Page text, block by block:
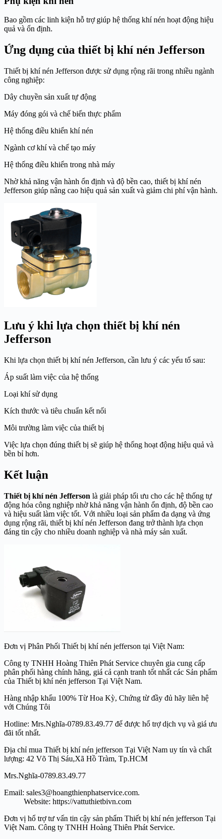
Bao gồm các linh kiện hỗ trợ giúp hệ thống khí nén hoạt động hiệu
quả và ổn định.
Ứng dụng của thiết bị khí nén Jefferson
Thiết bị khí nén Jefferson được sử dụng rộng rãi trong nhiều ngành
công nghiệp:
Dây chuyền sản xuất tự động
Máy đóng gói và chế biến thực phẩm
Hệ thống điều khiển khí nén
Ngành cơ khí và chế tạo máy
Hệ thống điều khiển trong nhà máy
Nhờ khả năng vận hành ổn định và độ bền cao, thiết bị khí nén
Jefferson giúp nâng cao hiệu quả sản xuất và giảm chi phí vận hành.
Lưu ý khi lựa chọn thiết bị khí nén
Jefferson
Khi lựa chọn thiết bị khí nén Jefferson, cần lưu ý các yếu tố sau:
Áp suất làm việc của hệ thống
Loại khí sử dụng
Kích thước và tiêu chuẩn kết nối
Môi trường làm việc của thiết bị
Việc lựa chọn đúng thiết bị sẽ giúp hệ thống hoạt động hiệu quả và
bền bỉ hơn.
Kết luận
Thiết bị khí nén Jefferson là giải pháp tối ưu cho các hệ thống tự
động hóa công nghiệp nhờ khả năng vận hành ổn định, độ bền cao
và hiệu suất làm việc tốt. Với nhiều loại sản phẩm đa dạng và ứng
dụng rộng rãi, thiết bị khí nén Jefferson đang trở thành lựa chọn
đáng tin cậy cho nhiều doanh nghiệp và nhà máy sản xuất.
Đơn vị Phân Phối Thiết bị khí nén jefferson tại Việt Nam:
Công ty TNHH Hoàng Thiên Phát Service chuyên gia cung cấp
phân phối hàng chính hãng, giá cả cạnh tranh tốt nhất các Sản phẩm
của Thiết bị khí nén jefferson Tại Việt Nam.
Hàng nhập khẩu 100% Từ Hoa Kỳ, Chứng từ đầy đủ hãy liên hệ
với Chúng Tôi
Hotline: Mrs.Nghĩa-0789.83.49.77 để được hổ trợ dịch vụ và giá ưu
đãi tốt nhất.
Địa chỉ mua Thiết bị khí nén jefferson Tại Việt Nam uy tín và chất
lượng: 42 Võ Thị Sáu,Xã Hồ Tràm, Tp.HCM
Mrs.Nghĩa-0789.83.49.77
Email: sales3@hoangthienphatservice.com.
Website: https://vattuthietbivn.com
Đơn vị hổ trợ tư vấn tin cậy sản phẩm Thiết bị khí nén jefferson Tại
Việt Nam. Công ty TNHH Hoàng Thiên Phát Service.